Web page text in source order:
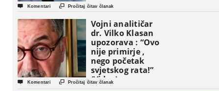
 Komentari  Pročitaj čitav članak
Vojni analitičar
dr. Vilko Klasan
upozorava : “Ovo
nije primirje ,
nego početak
svjetskog rata!”
(Video)
 Komentari  Pročitaj čitav članak